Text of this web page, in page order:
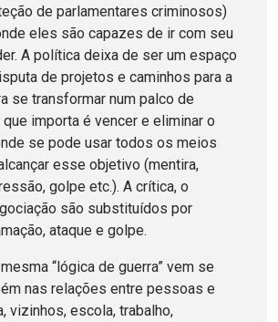
de parlamentares criminosos)
eles são capazes de ir com seu
A política deixa de ser um espaço
de projetos e caminhos para a
se transformar num palco de
que importa é vencer e eliminar o
se pode usar todos os meios
esse objetivo (mentira,
golpe etc.). A crítica, o
são substituídos por
ataque e golpe.
“lógica de guerra” vem se
nas relações entre pessoas e
vizinhos, escola, trabalho,